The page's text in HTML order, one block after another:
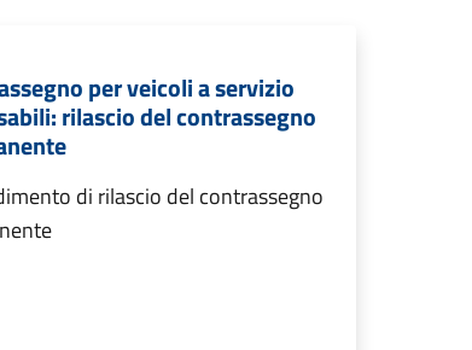
per veicoli a servizio
rilascio del contrassegno
di rilascio del contrassegno